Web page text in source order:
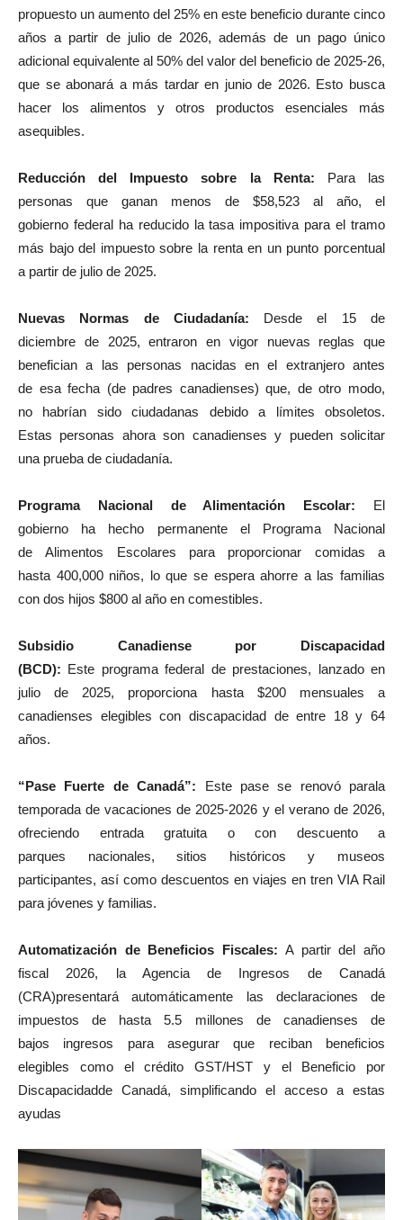
propuesto un aumento del 25% en este beneficio durante cinco
años a partir de julio de 2026, además de un pago único
adicional equivalente al 50% del valor del beneficio de 2025-26,
que se abonará a más tardar en junio de 2026. Esto busca
hacer los alimentos y otros productos esenciales más
asequibles.
Reducción del Impuesto sobre la Renta: Para las
personas que ganan menos de $58,523 al año, el
gobierno federal ha reducido la tasa impositiva para el tramo
más bajo del impuesto sobre la renta en un punto porcentual
a partir de julio de 2025.
Nuevas Normas de Ciudadanía: Desde el 15 de
diciembre de 2025, entraron en vigor nuevas reglas que
benefician a las personas nacidas en el extranjero antes
de esa fecha (de padres canadienses) que, de otro modo,
no habrían sido ciudadanas debido a límites obsoletos.
Estas personas ahora son canadienses y pueden solicitar
una prueba de ciudadanía.
Programa Nacional de Alimentación Escolar: El
gobierno ha hecho permanente el Programa Nacional
de Alimentos Escolares para proporcionar comidas a
hasta 400,000 niños, lo que se espera ahorre a las familias
con dos hijos $800 al año en comestibles.
Subsidio Canadiense por Discapacidad
(BCD): Este programa federal de prestaciones, lanzado en
julio de 2025, proporciona hasta $200 mensuales a
canadienses elegibles con discapacidad de entre 18 y 64
años.
“Pase Fuerte de Canadá”: Este pase se renovó parala
temporada de vacaciones de 2025-2026 y el verano de 2026,
ofreciendo entrada gratuita o con descuento a
parques nacionales, sitios históricos y museos
participantes, así como descuentos en viajes en tren VIA Rail
para jóvenes y familias.
Automatización de Beneficios Fiscales: A partir del año
fiscal 2026, la Agencia de Ingresos de Canadá
(CRA)presentará automáticamente las declaraciones de
impuestos de hasta 5.5 millones de canadienses de
bajos ingresos para asegurar que reciban beneficios
elegibles como el crédito GST/HST y el Beneficio por
Discapacidadde Canadá, simplificando el acceso a estas
ayudas